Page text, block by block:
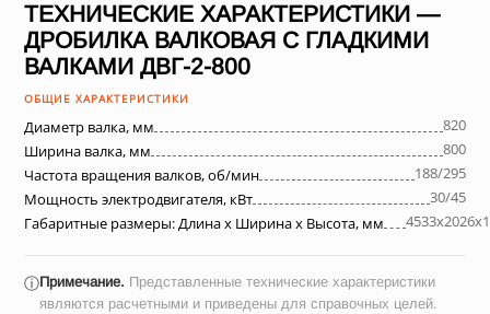
ТЕХНИЧЕСКИЕ ХАРАКТЕРИСТИКИ —
ДРОБИЛКА ВАЛКОВАЯ С ГЛАДКИМИ
ВАЛКАМИ ДВГ-2-800
ОБЩИЕ ХАРАКТЕРИСТИКИ
Диаметр валка, мм
820
Ширина валка, мм
800
Частота вращения валков, об/мин
188/295
Мощность электродвигателя, кВт
30/45
Габаритные размеры: Длина х Ширина х Высота, мм
ⓘПримечание. Представленные технические характеристики
являются расчетными и приведены для справочных целей.